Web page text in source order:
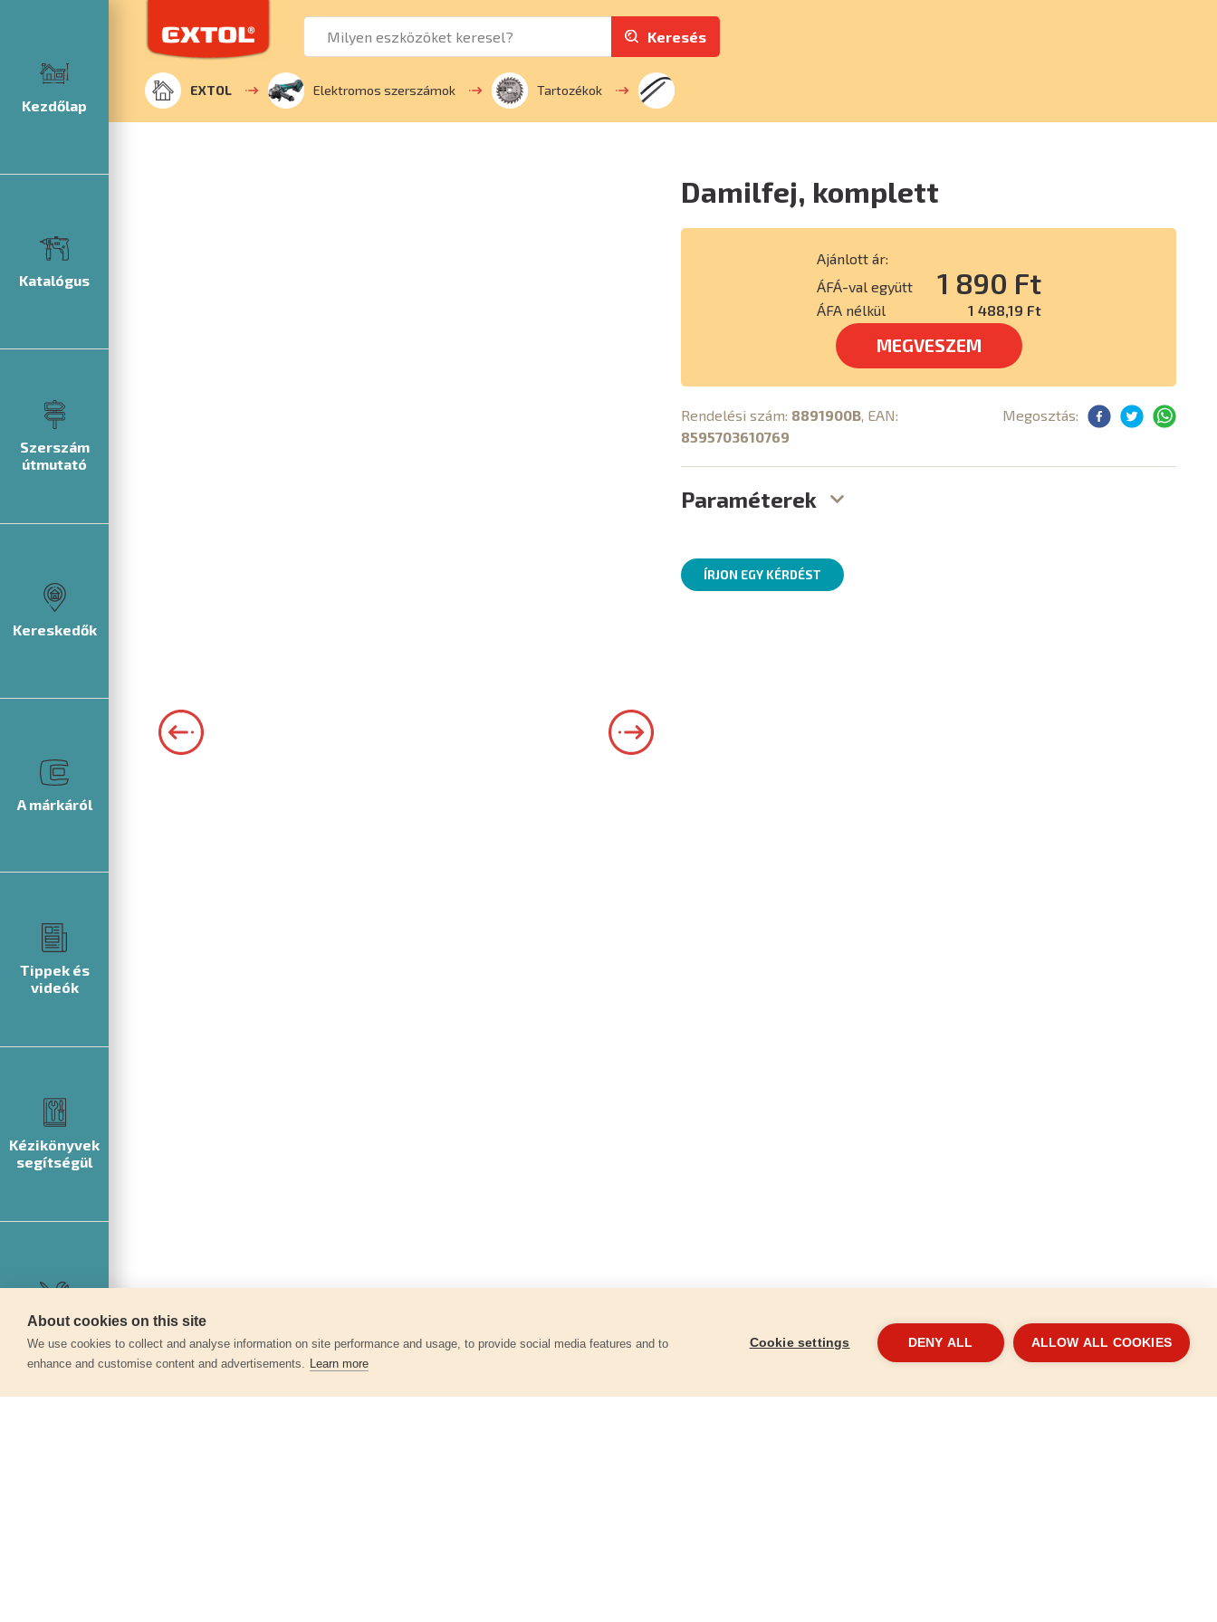
Kezdőlap
Katalógus
Szerszám
útmutató
Kereskedők
A márkáról
Tippek és
videók
Kézikönyvek
segítségül
Szerviz
Keresés
EXTOL Elektromos szerszámok Tartozékok
Damilfej, komplett
Ajánlott ár:
ÁFÁ-val együtt
1 890 Ft
ÁFA nélkül 1 488,19 Ft
MEGVESZEM
Rendelési szám: 8891900B, EAN:
8595703610769
Megosztás:
Paraméterek
ÍRJON EGY KÉRDÉST
About cookies on this site
We use cookies to collect and analyse information on site performance and usage, to provide social media features and to
enhance and customise content and advertisements. Learn more
Cookie settings DENY ALL ALLOW ALL COOKIES